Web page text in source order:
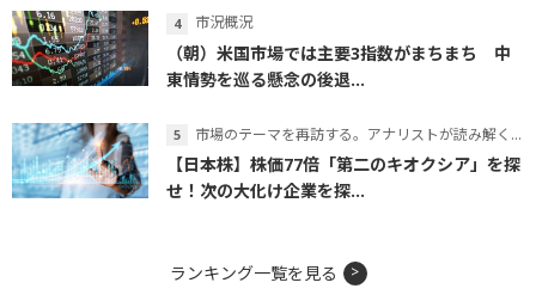
市況概況
（朝）米国市場では主要3指数がまちまち 中
東情勢を巡る懸念の後退...
市場のテーマを再訪する。アナリストが読み解くテーマの本質
【日本株】株価77倍「第二のキオクシア」を探
せ！次の大化け企業を探...
ランキング一覧を見る